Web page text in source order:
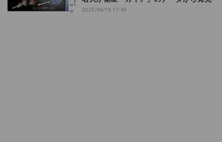
2025/04/15 17:45